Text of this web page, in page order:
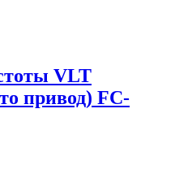
VLT
привод) FC-